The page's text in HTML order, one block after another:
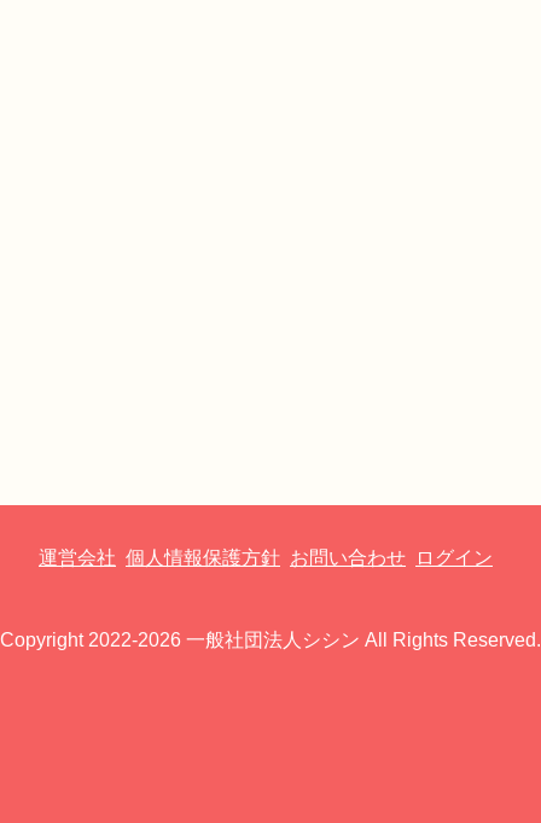
運営会社 個人情報保護方針 お問い合わせ ログイン
Copyright 2022-2026 一般社団法人シシン All Rights Reserved.